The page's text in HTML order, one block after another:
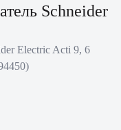
Schneider
Electric Acti 9, 6